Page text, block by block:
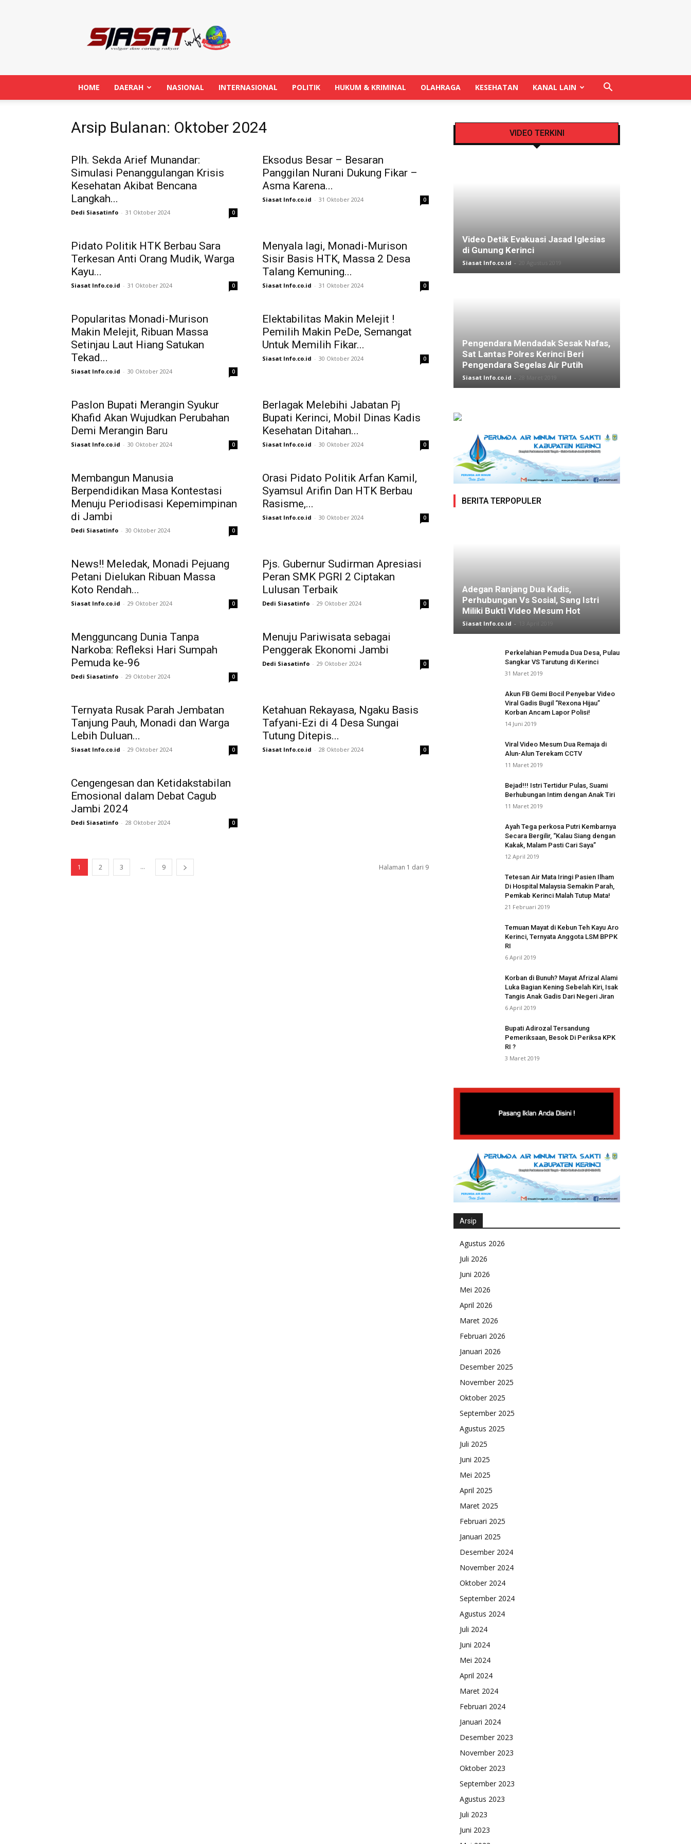
HOME DAERAH NASIONAL INTERNASIONAL POLITIK HUKUM & KRIMINAL OLAHRAGA KESEHATAN KANAL LAIN
Arsip Bulanan: Oktober 2024
Plh. Sekda Arief Munandar:
Simulasi Penanggulangan Krisis
Kesehatan Akibat Bencana
Langkah...
Dedi Siasatinfo - 31 Oktober 2024 0
Eksodus Besar – Besaran
Panggilan Nurani Dukung Fikar –
Asma Karena...
Siasat Info.co.id - 31 Oktober 2024 0
Pidato Politik HTK Berbau Sara
Terkesan Anti Orang Mudik, Warga
Kayu...
Siasat Info.co.id - 31 Oktober 2024 0
Menyala lagi, Monadi-Murison
Sisir Basis HTK, Massa 2 Desa
Talang Kemuning...
Siasat Info.co.id - 31 Oktober 2024 0
Popularitas Monadi-Murison
Makin Melejit, Ribuan Massa
Setinjau Laut Hiang Satukan
Tekad...
Siasat Info.co.id - 30 Oktober 2024 0
Elektabilitas Makin Melejit !
Pemilih Makin PeDe, Semangat
Untuk Memilih Fikar...
Siasat Info.co.id - 30 Oktober 2024 0
Paslon Bupati Merangin Syukur
Khafid Akan Wujudkan Perubahan
Demi Merangin Baru
Siasat Info.co.id - 30 Oktober 2024 0
Berlagak Melebihi Jabatan Pj
Bupati Kerinci, Mobil Dinas Kadis
Kesehatan Ditahan...
Siasat Info.co.id - 30 Oktober 2024 0
Membangun Manusia
Berpendidikan Masa Kontestasi
Menuju Periodisasi Kepemimpinan
di Jambi
Dedi Siasatinfo - 30 Oktober 2024 0
Orasi Pidato Politik Arfan Kamil,
Syamsul Arifin Dan HTK Berbau
Rasisme,...
Siasat Info.co.id - 30 Oktober 2024 0
News!! Meledak, Monadi Pejuang
Petani Dielukan Ribuan Massa
Koto Rendah...
Siasat Info.co.id - 29 Oktober 2024 0
Pjs. Gubernur Sudirman Apresiasi
Peran SMK PGRI 2 Ciptakan
Lulusan Terbaik
Dedi Siasatinfo - 29 Oktober 2024 0
Mengguncang Dunia Tanpa
Narkoba: Refleksi Hari Sumpah
Pemuda ke-96
Dedi Siasatinfo - 29 Oktober 2024 0
Menuju Pariwisata sebagai
Penggerak Ekonomi Jambi
Dedi Siasatinfo - 29 Oktober 2024 0
Ternyata Rusak Parah Jembatan
Tanjung Pauh, Monadi dan Warga
Lebih Duluan...
Siasat Info.co.id - 29 Oktober 2024 0
Ketahuan Rekayasa, Ngaku Basis
Tafyani-Ezi di 4 Desa Sungai
Tutung Ditepis...
Siasat Info.co.id - 28 Oktober 2024 0
Cengengesan dan Ketidakstabilan
Emosional dalam Debat Cagub
Jambi 2024
Dedi Siasatinfo - 28 Oktober 2024 0
1 2 3 ... 9 Halaman 1 dari 9
VIDEO TERKINI
Video Detik Evakuasi Jasad Iglesias
di Gunung Kerinci
Siasat Info.co.id - 20 Agustus 2019
Pengendara Mendadak Sesak Nafas,
Sat Lantas Polres Kerinci Beri
Pengendara Segelas Air Putih
Siasat Info.co.id -
BERITA TERPOPULER
Adegan Ranjang Dua Kadis,
Perhubungan Vs Sosial, Sang Istri
Miliki Bukti Video Mesum Hot
Siasat Info.co.id -
Perkelahian Pemuda Dua Desa, Pulau
Sangkar VS Tarutung di Kerinci
31 Maret 2019
Akun FB Gemi Bocil Penyebar Video
Viral Gadis Bugil “Rexona Hijau”
Korban Ancam Lapor Polisi!
14 Juni 2019
Viral Video Mesum Dua Remaja di
Alun-Alun Terekam CCTV
11 Maret 2019
Bejad!!! Istri Tertidur Pulas, Suami
Berhubungan Intim dengan Anak Tiri
11 Maret 2019
Ayah Tega perkosa Putri Kembarnya
Secara Bergilir, “Kalau Siang dengan
Kakak, Malam Pasti Cari Saya”
12 April 2019
Tetesan Air Mata Iringi Pasien Ilham
Di Hospital Malaysia Semakin Parah,
Pemkab Kerinci Malah Tutup Mata!
21 Februari 2019
Temuan Mayat di Kebun Teh Kayu Aro
Kerinci, Ternyata Anggota LSM BPPK
RI
6 April 2019
Korban di Bunuh? Mayat Afrizal Alami
Luka Bagian Kening Sebelah Kiri, Isak
Tangis Anak Gadis Dari Negeri Jiran
6 April 2019
Bupati Adirozal Tersandung
Pemeriksaan, Besok Di Periksa KPK
RI ?
3 Maret 2019
Arsip
Agustus 2026
Juli 2026
Juni 2026
Mei 2026
April 2026
Maret 2026
Februari 2026
Januari 2026
Desember 2025
November 2025
Oktober 2025
September 2025
Agustus 2025
Juli 2025
Juni 2025
Mei 2025
April 2025
Maret 2025
Februari 2025
Januari 2025
Desember 2024
November 2024
Oktober 2024
September 2024
Agustus 2024
Juli 2024
Juni 2024
Mei 2024
April 2024
Maret 2024
Februari 2024
Januari 2024
Desember 2023
November 2023
Oktober 2023
September 2023
Agustus 2023
Juli 2023
Juni 2023